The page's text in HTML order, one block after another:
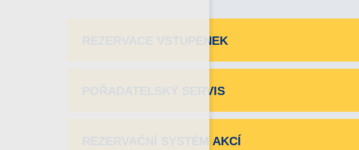
REZERVACE VSTUPENEK
POŘADATELSKÝ SERVIS
REZERVAČNÍ SYSTÉM AKCÍ